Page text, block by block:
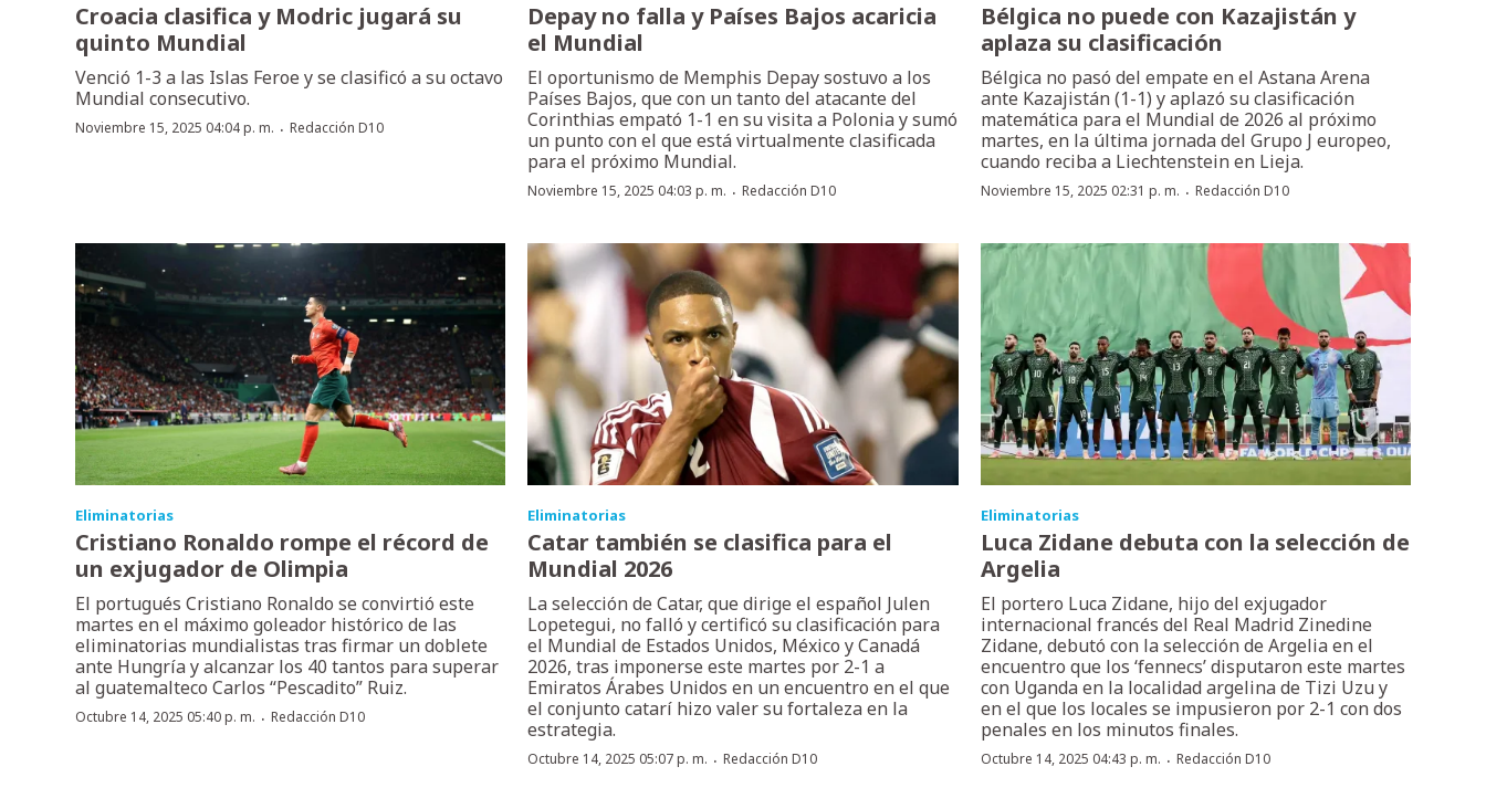
Croacia clasifica y Modric jugará su
quinto Mundial
Venció 1-3 a las Islas Feroe y se clasificó a su octavo
Mundial consecutivo.
Noviembre 15, 2025 04:04 p. m. · Redacción D10
Depay no falla y Países Bajos acaricia
el Mundial
El oportunismo de Memphis Depay sostuvo a los
Países Bajos, que con un tanto del atacante del
Corinthias empató 1-1 en su visita a Polonia y sumó
un punto con el que está virtualmente clasificada
para el próximo Mundial.
Noviembre 15, 2025 04:03 p. m. ·Redacción D10
Bélgica no puede con Kazajistán y
aplaza su clasificación
Bélgica no pasó del empate en el Astana Arena
ante Kazajistán (1-1) y aplazó su clasificación
matemática para el Mundial de 2026 al próximo
martes, en la última jornada del Grupo J europeo,
cuando reciba a Liechtenstein en Lieja.
Noviembre 15, 2025 02:31 p. m. · Redacción D10
Eliminatorias
Cristiano Ronaldo rompe el récord de
un exjugador de Olimpia
El portugués Cristiano Ronaldo se convirtió este
martes en el máximo goleador histórico de las
eliminatorias mundialistas tras firmar un doblete
ante Hungría y alcanzar los 40 tantos para superar
al guatemalteco Carlos “Pescadito” Ruiz.
Octubre 14, 2025 05:40 p. m. · Redacción D10
Eliminatorias
Catar también se clasifica para el
Mundial 2026
La selección de Catar, que dirige el español Julen
Lopetegui, no falló y certificó su clasificación para
el Mundial de Estados Unidos, México y Canadá
2026, tras imponerse este martes por 2-1 a
Emiratos Árabes Unidos en un encuentro en el que
el conjunto catarí hizo valer su fortaleza en la
estrategia.
Octubre 14, 2025 05:07 p. m. ·Redacción D10
Eliminatorias
Luca Zidane debuta con la selección de
Argelia
El portero Luca Zidane, hijo del exjugador
internacional francés del Real Madrid Zinedine
Zidane, debutó con la selección de Argelia en el
encuentro que los ‘fennecs’ disputaron este martes
con Uganda en la localidad argelina de Tizi Uzu y
en el que los locales se impusieron por 2-1 con dos
penales en los minutos finales.
Octubre 14, 2025 04:43 p. m. · Redacción D10